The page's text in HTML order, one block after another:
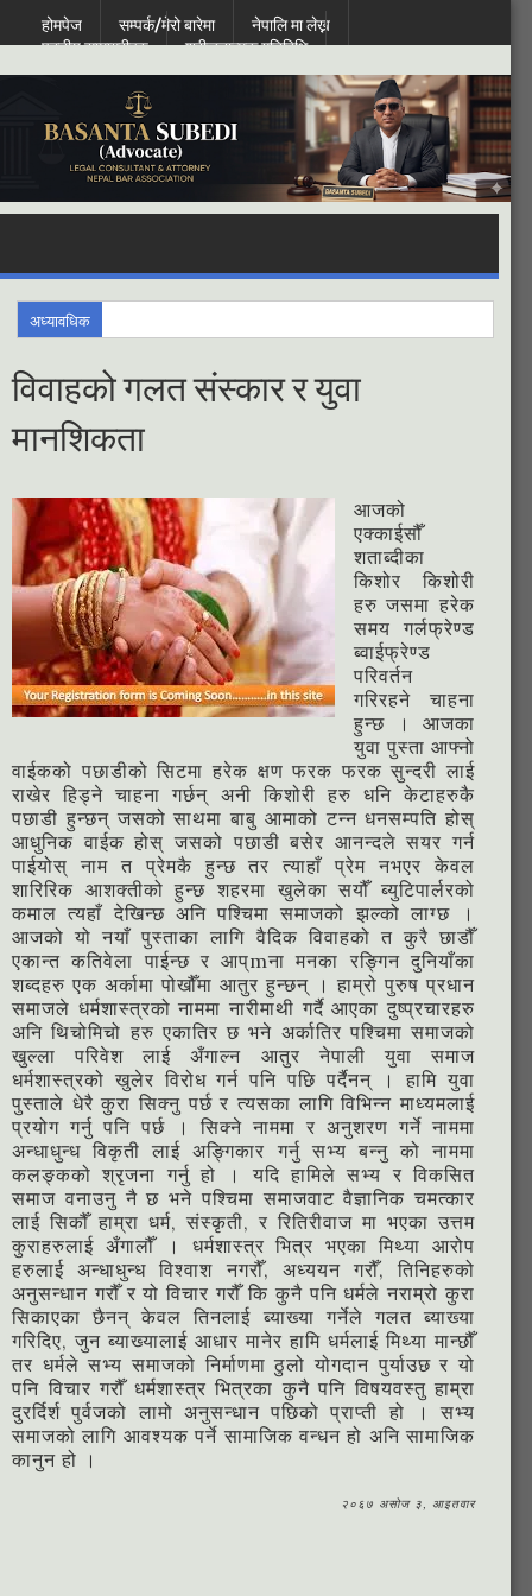
होमपेज सम्पर्क/मेरो बारेमा
नेपालि मा लेख्न
पठनीय सामाग्रीहरु
श्रीजनात्मक गतिबिधि
Thursday, August 06, 2026
अध्यावधिक
विवाहको गलत संस्कार र युवा
मानशिकता
आजको
एक्काईसौँ
शताब्दीका
किशोर किशोरी
हरु जसमा हरेक
समय गर्लफ्रेण्ड
ब्वाईफ्रेण्ड
परिवर्तन
गरिरहने चाहना
हुन्छ । आजका
युवा पुस्ता आफ्नो
वाईकको पछाडीको सिटमा हरेक क्षण फरक फरक सुन्दरी लाई
राखेर हिड्ने चाहना गर्छन् अनी किशोरी हरु धनि केटाहरुकै
पछाडी हुन्छन् जसको साथमा बाबु आमाको टन्न धनसम्पति होस्
आधुनिक वाईक होस् जसको पछाडी बसेर आनन्दले सयर गर्न
पाईयोस् नाम त प्रेमकै हुन्छ तर त्याहाँ प्रेम नभएर केवल
शारिरिक आशक्तीको हुन्छ शहरमा खुलेका सयौँ ब्युटिपार्लरको
कमाल त्यहाँ देखिन्छ अनि पश्चिमा समाजको झल्को लाग्छ ।
आजको यो नयाँ पुस्ताका लागि वैदिक विवाहको त कुरै छाडौँ
एकान्त कतिवेला पाईन्छ र आप्mना मनका रङ्गिन दुनियाँका
शब्दहरु एक अर्कामा पोखौँमा आतुर हुन्छन् । हाम्रो पुरुष प्रधान
समाजले धर्मशास्त्रको नाममा नारीमाथी गर्दै आएका दुष्प्रचारहरु
अनि थिचोमिचो हरु एकातिर छ भने अर्कातिर पश्चिमा समाजको
खुल्ला परिवेश लाई अँगाल्न आतुर नेपाली युवा समाज
धर्मशास्त्रको खुलेर विरोध गर्न पनि पछि पर्दैनन् । हामि युवा
पुस्ताले धेरै कुरा सिक्नु पर्छ र त्यसका लागि विभिन्न माध्यमलाई
प्रयोग गर्नु पनि पर्छ । सिक्ने नाममा र अनुशरण गर्ने नाममा
अन्धाधुन्ध विकृती लाई अङ्गिकार गर्नु सभ्य बन्नु को नाममा
कलङ्कको श्रृजना गर्नु हो । यदि हामिले सभ्य र विकसित
समाज वनाउनु नै छ भने पश्चिमा समाजवाट वैज्ञानिक चमत्कार
लाई सिकौँ हाम्रा धर्म, संस्कृती, र रितिरीवाज मा भएका उत्तम
कुराहरुलाई अँगालौँ । धर्मशास्त्र भित्र भएका मिथ्या आरोप
हरुलाई अन्धाधुन्ध विश्वाश नगरौँ, अध्ययन गरौँ, तिनिहरुको
अनुसन्धान गरौँ र यो विचार गरौँ कि कुनै पनि धर्मले नराम्रो कुरा
सिकाएका छैनन् केवल तिनलाई ब्याख्या गर्नेले गलत ब्याख्या
गरिदिए, जुन ब्याख्यालाई आधार मानेर हामि धर्मलाई मिथ्या मान्छौँ
तर धर्मले सभ्य समाजको निर्माणमा ठुलो योगदान पुर्याउछ र यो
पनि विचार गरौँ धर्मशास्त्र भित्रका कुनै पनि विषयवस्तु हाम्रा
दुरर्दिर्श पुर्वजको लामो अनुसन्धान पछिको प्राप्ती हो । सभ्य
समाजको लागि आवश्यक पर्ने सामाजिक वन्धन हो अनि सामाजिक
कानुन हो ।
२०६७ असोज ३, आइतवार